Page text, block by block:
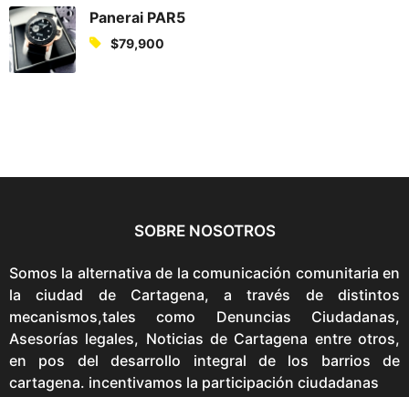
Panerai PAR5
$79,900
SOBRE NOSOTROS
Somos la alternativa de la comunicación comunitaria en
la ciudad de Cartagena, a través de distintos
mecanismos,tales como Denuncias Ciudadanas,
Asesorías legales, Noticias de Cartagena entre otros,
en pos del desarrollo integral de los barrios de
cartagena. incentivamos la participación ciudadanas